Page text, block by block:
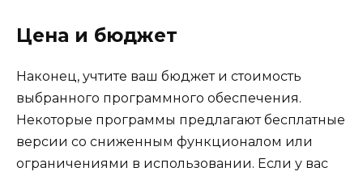
Цена и бюджет
Наконец, учтите ваш бюджет и стоимость
выбранного программного обеспечения.
Некоторые программы предлагают бесплатные
версии со сниженным функционалом или
ограничениями в использовании. Если у вас